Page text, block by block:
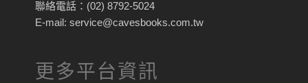
聯絡電話：(02) 8792-5024
E-mail: service@cavesbooks.com.tw
更多平台資訊